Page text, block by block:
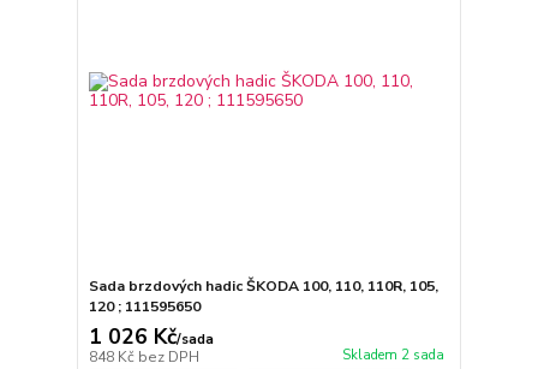
Sada brzdových hadic ŠKODA 100, 110, 110R, 105,
120 ; 111595650
1 026 Kč/sada
848 Kč bez DPH Skladem 2 sada